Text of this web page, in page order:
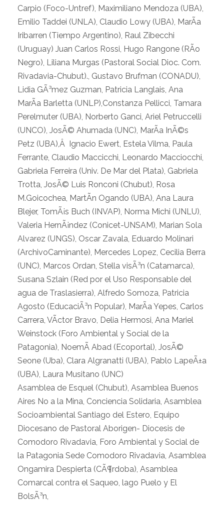
Carpio (Foco-Untref), Maximiliano Mendoza (UBA),
Emilio Taddei (UNLA), Claudio Lowy (UBA), MarÃ­a
Iribarren (Tiempo Argentino), Raul Zibecchi
(Uruguay) Juan Carlos Rossi, Hugo Rangone (RÃ­o
Negro), Liliana Murgas (Pastoral Social Dioc. Com.
Rivadavia-Chubut)., Gustavo Brufman (CONADU),
Lidia GÃ³mez Guzman, Patricia Langlais, Ana
MarÃ­a Barletta (UNLP),Constanza Pellicci, Tamara
Perelmuter (UBA), Norberto Ganci, Ariel Petruccelli
(UNCO), JosÃ© Ahumada (UNC), MarÃ­a InÃ©s
Petz (UBA),Â Ignacio Ewert, Estela Vilma, Paula
Ferrante, Claudio Maccicchi, Leonardo Macciocchi,
Gabriela Ferreira (Univ. De Mar del Plata), Gabriela
Trotta, JosÃ© Luis Ronconi (Chubut), Rosa
M.Goicochea, MartÃ­n Ogando (UBA), Ana Laura
Blejer, TomÃ¡s Buch (INVAP), Norma Michi (UNLU),
Valeria HernÃ¡ndez (Conicet-UNSAM), Marian Sola
Alvarez (UNGS), Oscar Zavala, Eduardo Molinari
(ArchivoCaminante), Mercedes Lopez, Cecilia Berra
(UNC), Marcos Ordan, Stella visÃ³n (Catamarca),
Susana Szlain (Red por el Uso Responsable del
agua de Traslasierra), Alfredo Somoza, Patricia
Agosto (EducaciÃ³n Popular), MarÃ­a Yepes, Carlos
Carrera, VÃ­ctor Bravo, Delia Hermosi, Ana Mariel
Weinstock (Foro Ambiental y Social de la
Patagonia), NoemÃ­ Abad (Ecoportal), JosÃ©
Seone (Uba), Clara Algranatti (UBA), Pablo LapeÃ±a
(UBA), Laura Musitano (UNC)
Asamblea de Esquel (Chubut), Asamblea Buenos
Aires No a la Mina, Conciencia Solidaria, Asamblea
Socioambiental Santiago del Estero, Equipo
Diocesano de Pastoral Aborigen- Diocesis de
Comodoro Rivadavia, Foro Ambiental y Social de
la Patagonia Sede Comodoro Rivadavia, Asamblea
Ongamira Despierta (CÃ¶rdoba), Asamblea
Comarcal contra el Saqueo, lago Puelo y El
BolsÃ³n,